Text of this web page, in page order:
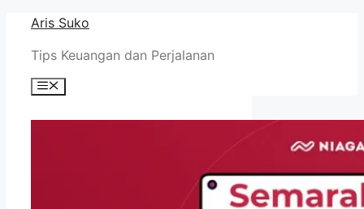
Skip
content
Aris Suko
Tips Keuangan dan Perjalanan
Menu